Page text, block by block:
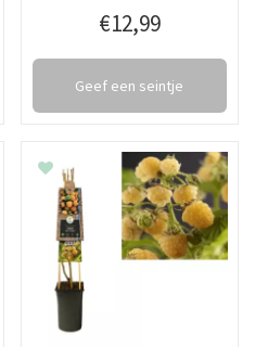
€12,99
Geef een seintje